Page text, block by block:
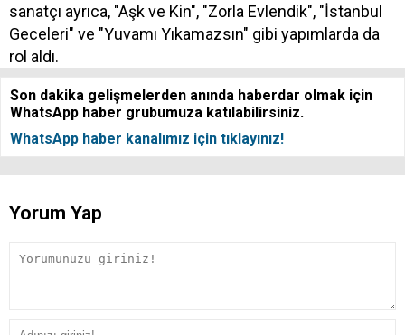
sanatçı ayrıca, "Aşk ve Kin", "Zorla Evlendik", "İstanbul
Geceleri" ve "Yuvamı Yıkamazsın" gibi yapımlarda da
rol aldı.
Son dakika gelişmelerden anında haberdar olmak için
WhatsApp haber grubumuza katılabilirsiniz.
WhatsApp haber kanalımız için tıklayınız!
Yorum Yap